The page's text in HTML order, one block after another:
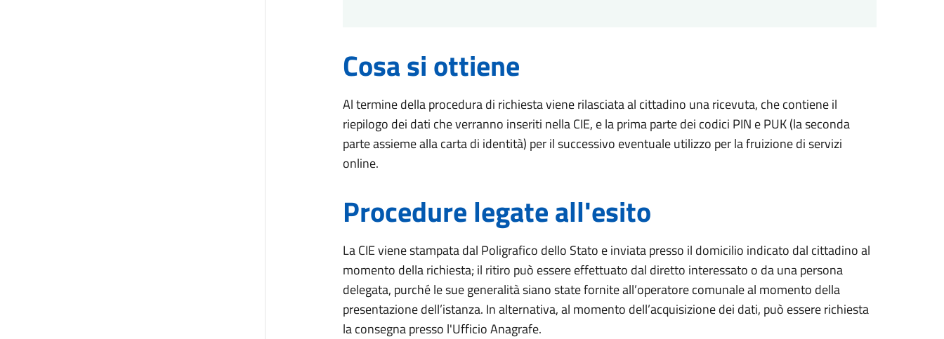
Cosa si ottiene
Al termine della procedura di richiesta viene rilasciata al cittadino una ricevuta, che contiene il
riepilogo dei dati che verranno inseriti nella CIE, e la prima parte dei codici PIN e PUK (la seconda
parte assieme alla carta di identità) per il successivo eventuale utilizzo per la fruizione di servizi
online.
Procedure legate all'esito
La CIE viene stampata dal Poligrafico dello Stato e inviata presso il domicilio indicato dal cittadino al
momento della richiesta; il ritiro può essere effettuato dal diretto interessato o da una persona
delegata, purché le sue generalità siano state fornite all’operatore comunale al momento della
presentazione dell’istanza. In alternativa, al momento dell’acquisizione dei dati, può essere richiesta
la consegna presso l'Ufficio Anagrafe.